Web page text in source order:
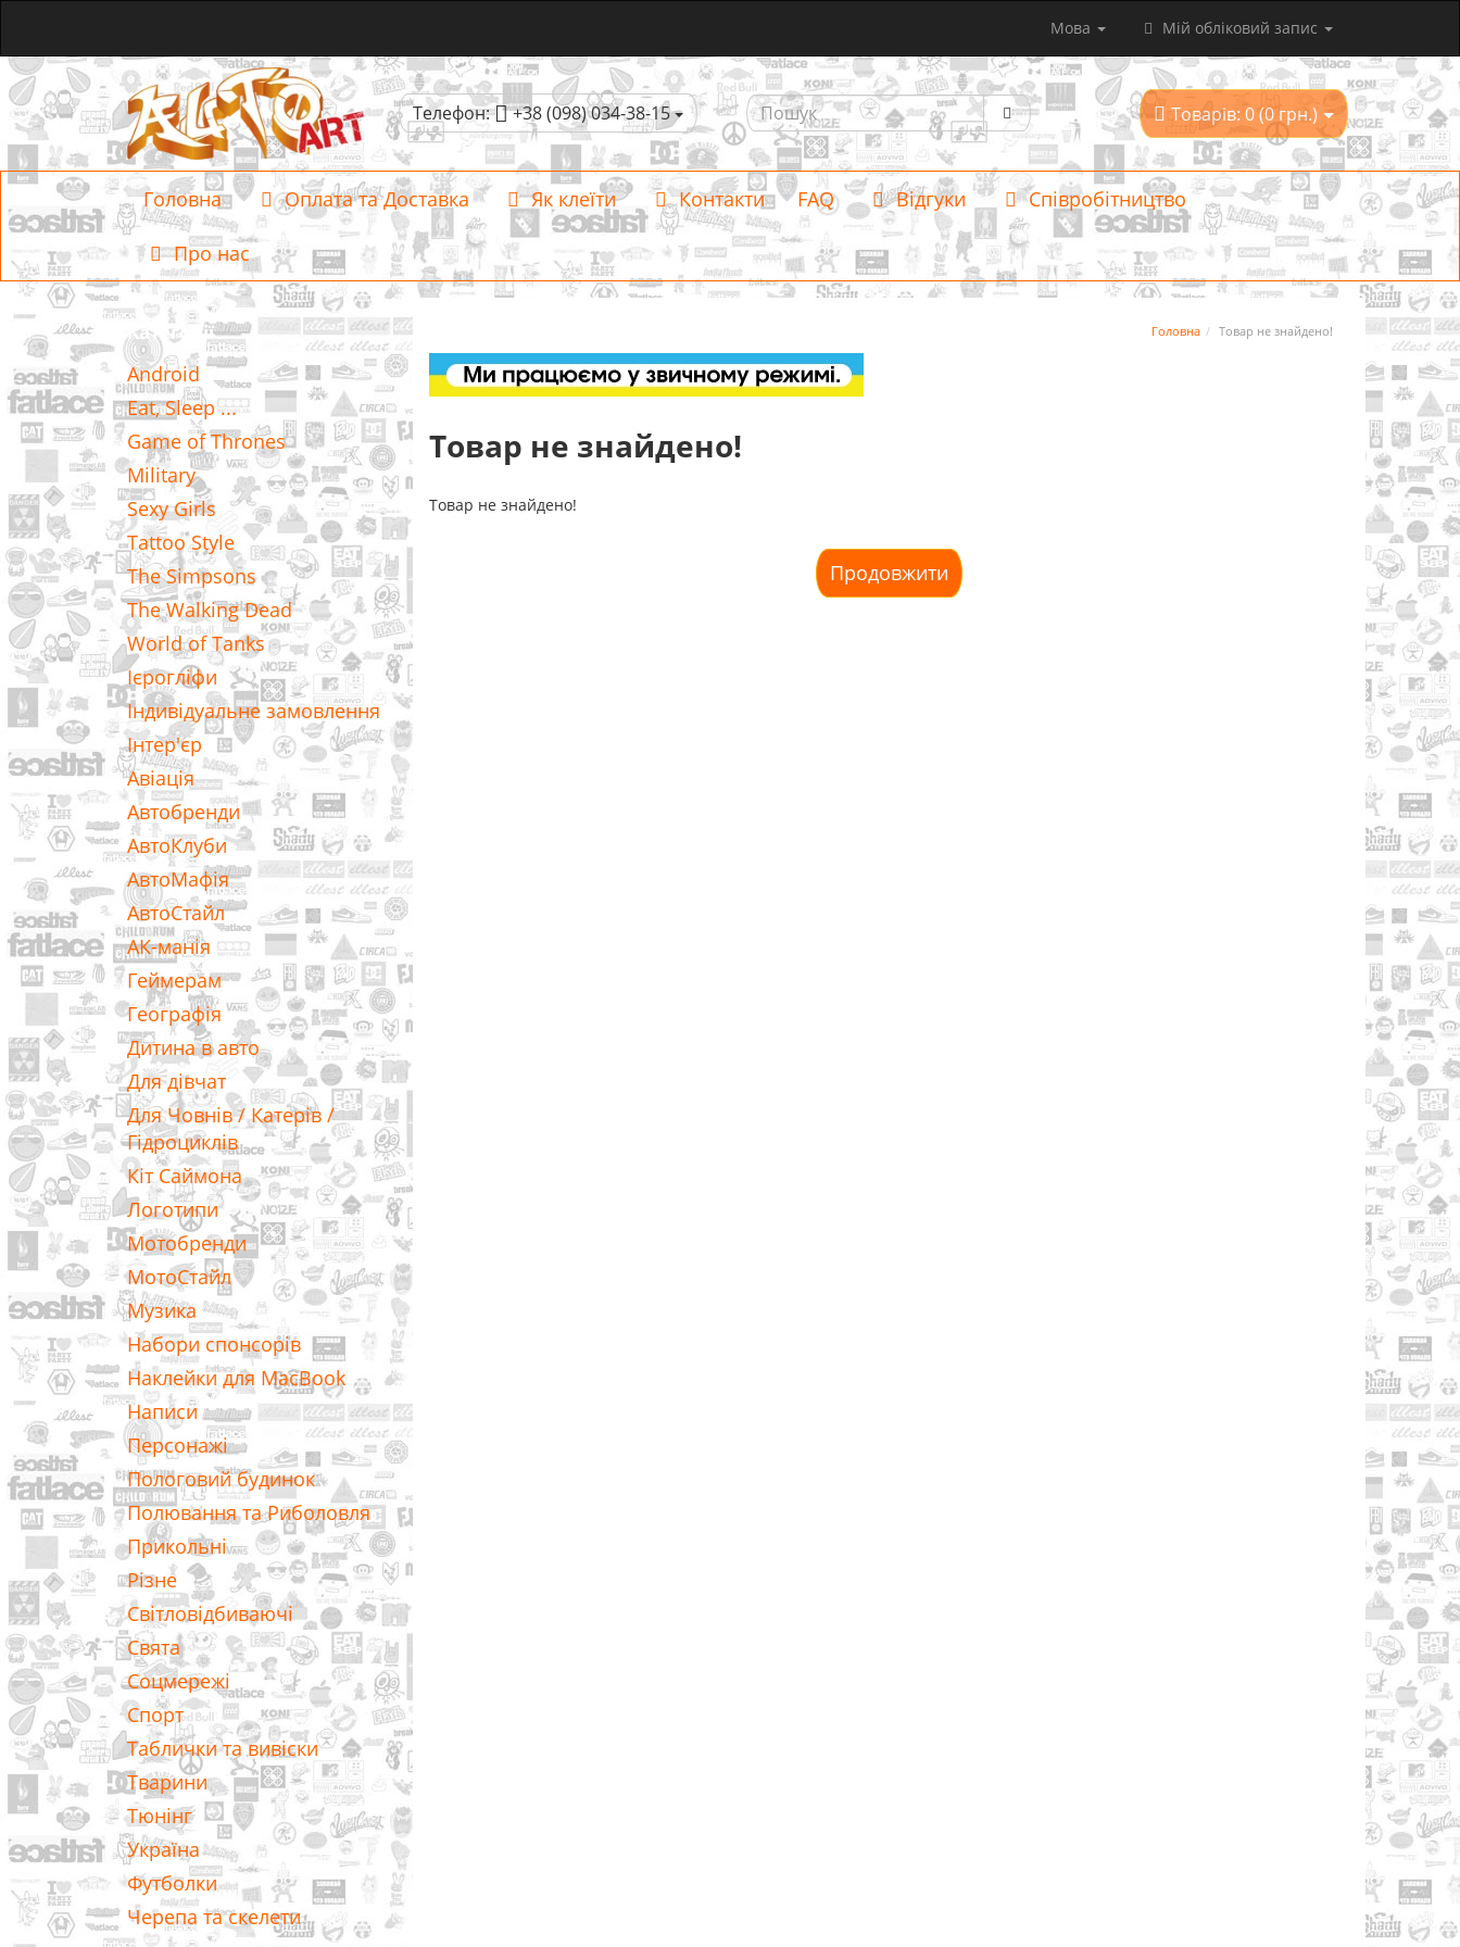
Мова Мій обліковий запис
Телефон: +38 (098) 034-38-15 Товарів: 0 (0 грн.)
Головна Оплата та Доставка Як клеїти Контакти FAQ Відгуки Співробітництво
Про нас
Категорії
Android
Eat, Sleep ...
Game of Thrones
Military
Sexy Girls
Tattoo Style
The Simpsons
The Walking Dead
World of Tanks
Ієрогліфи
Індивідуальне замовлення
Інтер'єр
Авіація
Автобренди
АвтоКлуби
АвтоМафія
АвтоСтайл
АК-манія
Геймерам
Географія
Дитина в авто
Для дівчат
Для Човнів / Катерів /
Гідроциклів
Кіт Саймона
Логотипи
Мотобренди
МотоСтайл
Музика
Набори спонсорів
Наклейки для MacBook
Написи
Персонажі
Пологовий будинок
Полювання та Риболовля
Прикольні
Різне
Світловідбиваючі
Свята
Соцмережі
Спорт
Таблички та вивіски
Тварини
Тюнінг
Україна
Футболки
Черепа та скелети
Головна Товар не знайдено!
Товар не знайдено!
Товар не знайдено!
Продовжити